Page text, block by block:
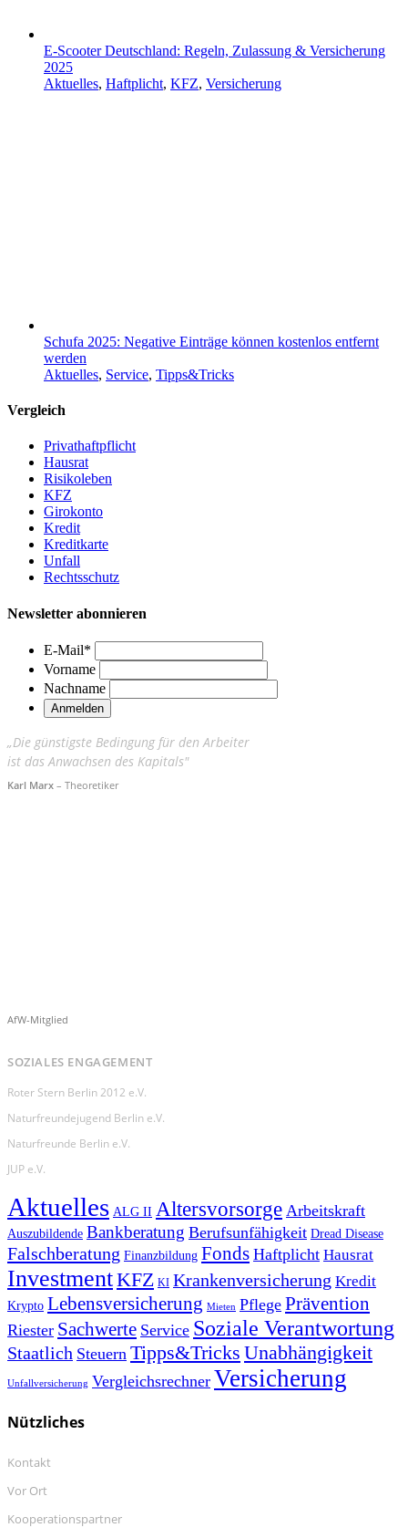
E-Scooter Deutschland: Regeln, Zulassung & Versicherung
2025
Aktuelles, Haftplicht, KFZ, Versicherung
Schufa 2025: Negative Einträge können kostenlos entfernt
werden
Aktuelles, Service, Tipps&Tricks
Vergleich
Privathaftpflicht
Hausrat
Risikoleben
KFZ
Girokonto
Kredit
Kreditkarte
Unfall
Rechtsschutz
Newsletter abonnieren
E-Mail*
Vorname
Nachname
„Die günstigste Bedingung für den Arbeiter
ist das Anwachsen des Kapitals"
Karl Marx – Theoretiker
AfW-Mitglied
SOZIALES ENGAGEMENT
Roter Stern Berlin 2012 e.V.
Naturfreundejugend Berlin e.V.
Naturfreunde Berlin e.V.
JUP e.V.
Aktuelles ALG II Altersvorsorge Arbeitskraft
Auszubildende Bankberatung Berufsunfähigkeit Dread Disease
Falschberatung Finanzbildung Fonds Haftplicht Hausrat
InvestmentKFZ KI Krankenversicherung Kredit
Krypto Lebensversicherung Mieten Pflege Prävention
Riester Sachwerte Service Soziale Verantwortung
Staatlich Steuern Tipps&Tricks Unabhängigkeit
Unfallversicherung Vergleichsrechner Versicherung
Nützliches
Kontakt
Vor Ort
Kooperationspartner